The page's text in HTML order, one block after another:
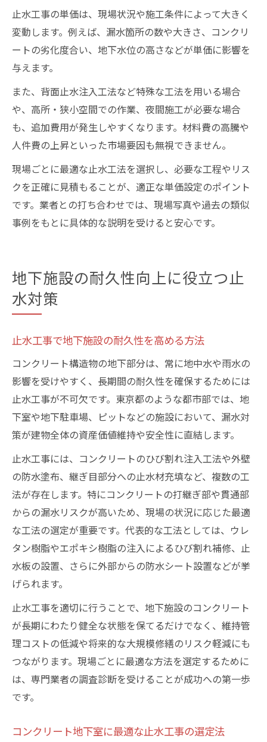
止水工事の単価は、現場状況や施工条件によって大きく
変動します。例えば、漏水箇所の数や大きさ、コンクリ
ートの劣化度合い、地下水位の高さなどが単価に影響を
与えます。
また、背面止水注入工法など特殊な工法を用いる場合
や、高所・狭小空間での作業、夜間施工が必要な場合
も、追加費用が発生しやすくなります。材料費の高騰や
人件費の上昇といった市場要因も無視できません。
現場ごとに最適な止水工法を選択し、必要な工程やリス
クを正確に見積もることが、適正な単価設定のポイント
です。業者との打ち合わせでは、現場写真や過去の類似
事例をもとに具体的な説明を受けると安心です。
地下施設の耐久性向上に役立つ止
水対策
止水工事で地下施設の耐久性を高める方法
コンクリート構造物の地下部分は、常に地中水や雨水の
影響を受けやすく、長期間の耐久性を確保するためには
止水工事が不可欠です。東京都のような都市部では、地
下室や地下駐車場、ピットなどの施設において、漏水対
策が建物全体の資産価値維持や安全性に直結します。
止水工事には、コンクリートのひび割れ注入工法や外壁
の防水塗布、継ぎ目部分への止水材充填など、複数の工
法が存在します。特にコンクリートの打継ぎ部や貫通部
からの漏水リスクが高いため、現場の状況に応じた最適
な工法の選定が重要です。代表的な工法としては、ウレ
タン樹脂やエポキシ樹脂の注入によるひび割れ補修、止
水板の設置、さらに外部からの防水シート設置などが挙
げられます。
止水工事を適切に行うことで、地下施設のコンクリート
が長期にわたり健全な状態を保てるだけでなく、維持管
理コストの低減や将来的な大規模修繕のリスク軽減にも
つながります。現場ごとに最適な方法を選定するために
は、専門業者の調査診断を受けることが成功への第一歩
です。
コンクリート地下室に最適な止水工事の選定法